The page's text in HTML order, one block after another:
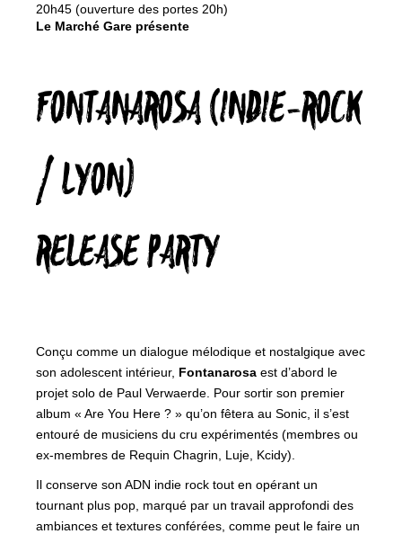
20h45 (ouverture des portes 20h)
Le Marché Gare présente
FONTANAROSA (INDIE-ROCK
/ LYON)
RELEASE PARTY
Conçu comme un dialogue mélodique et nostalgique avec
son adolescent intérieur, Fontanarosa est d’abord le
projet solo de Paul Verwaerde. Pour sortir son premier
album « Are You Here ? » qu’on fêtera au Sonic, il s’est
entouré de musiciens du cru expérimentés (membres ou
ex-membres de Requin Chagrin, Luje, Kcidy).
Il conserve son ADN indie rock tout en opérant un
tournant plus pop, marqué par un travail approfondi des
ambiances et textures conférées, comme peut le faire un